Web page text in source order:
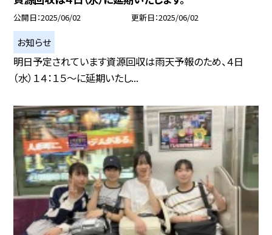
公開日 2025/06/02 更新日 2025/06/02
お知らせ
明日予定されています資源回収は雨天予報のため、４日
（水）１４：１５～に延期いたし...